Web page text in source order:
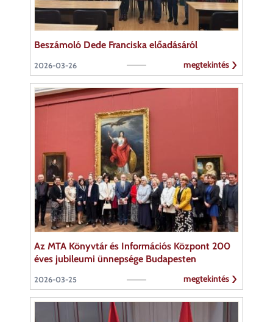
Beszámoló Dede Franciska előadásáról
2026-03-26 megtekintés
Az MTA Könyvtár és Információs Központ 200
éves jubileumi ünnepsége Budapesten
2026-03-25 megtekintés